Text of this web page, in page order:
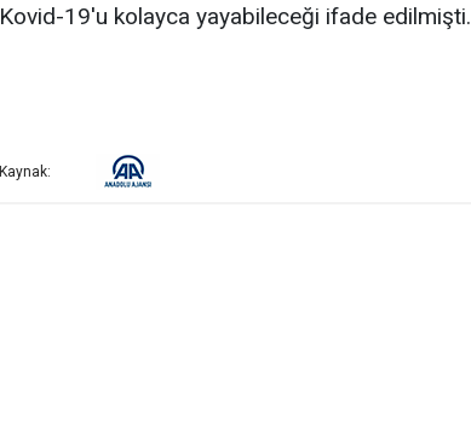
Kovid-19'u kolayca yayabileceği ifade edilmişti.
Kaynak: